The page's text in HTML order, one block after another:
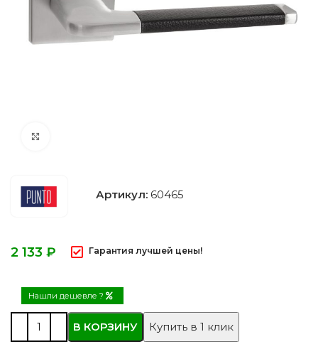
Артикул: 60465
₽ Гарантия лучшей цены!
Нашли дешевле ?
В КОРЗИНУ Купить в 1 клик